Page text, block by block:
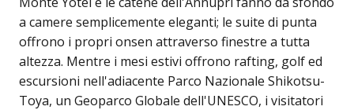
a camere semplicemente eleganti; le suite di punta
offrono i propri onsen attraverso finestre a tutta
altezza. Mentre i mesi estivi offrono rafting, golf ed
escursioni nell'adiacente Parco Nazionale Shikotsu-
Toya, un Geoparco Globale dell'UNESCO, i visitatori